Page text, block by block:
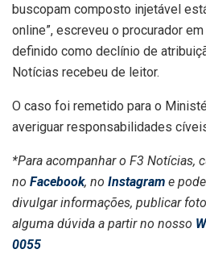
buscopam composto injetável
online”, escreveu o procurador
definido como declínio de
Notícias recebeu de leitor.
O caso foi remetido para o
averiguar responsabilidades
*Para acompanhar o F3 Notícias,
no Facebook, no Instagram e
divulgar informações, publicar
alguma dúvida a partir no nosso
0055